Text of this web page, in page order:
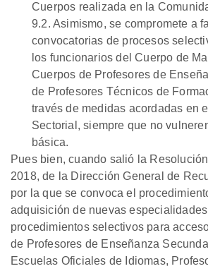
Cuerpos realizada en la
9.2. Asimismo, se compromete a
convocatorias de procesos
los funcionarios del Cuerpo de
Cuerpos de Profesores de
de Profesores Técnicos de
través de medidas acordadas en
Sectorial, siempre que no
básica.
Pues bien, cuando salió la
2018, de la Dirección General de
por la que se convoca el
adquisición de nuevas
procedimientos selectivos para
de Profesores de Enseñanza
Escuelas Oficiales de Idiomas,